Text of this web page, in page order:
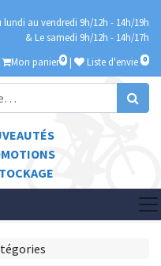
lundi au vendredi 9h/12h - 14h/19h
& Le samedi 9h/12h - 14h/17h
Mon panier 0 | Liste d'envie 0